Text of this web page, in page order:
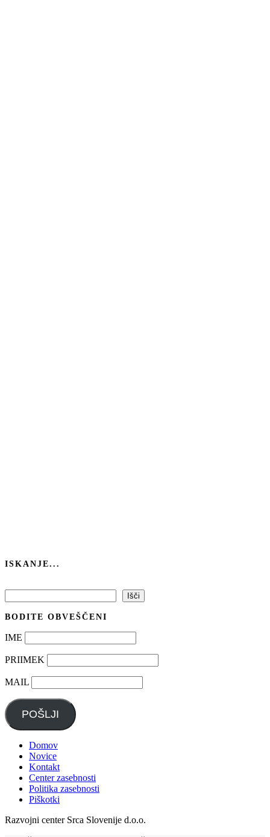
ISKANJE...
Išči
BODITE OBVEŠČENI
IME
PRIIMEK
MAIL
POŠLJI
Domov
Novice
Kontakt
Center zasebnosti
Politika zasebnosti
Piškotki
Razvojni center Srca Slovenije d.o.o.